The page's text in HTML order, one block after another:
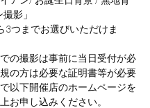
影」
3つまでお選びいただけま
の撮影は事前に当日受付が必
の方は必要な証明書等が必要
以下開催店のホームページを
お申し込みください。